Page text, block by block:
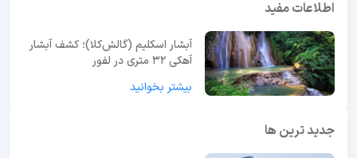
اطلاعات مفید
آبشار اسکلیم (گالش‌کلا)؛ کشف آبشار
آهکی ۳۲ متری در لفور
بیشتر بخوانید
جدید ترین ها